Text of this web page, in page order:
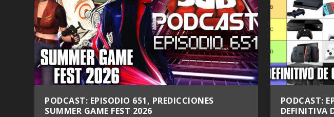
PODCAST: EPISODIO 651, PREDICCIONES
SUMMER GAME FEST 2026
PODCAST:
DEFINITIVA